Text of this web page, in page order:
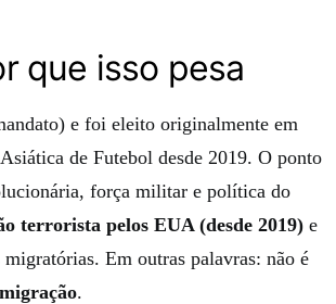
que isso pesa
e foi eleito originalmente em
de Futebol desde 2019. O ponto
força militar e política do
terrorista pelos EUA (desde 2019) e
Em outras palavras: não é
.